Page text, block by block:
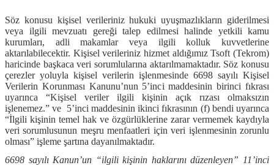
Söz konusu kişisel verileriniz hukuki uyuşmazlıkların giderilmesi
veya ilgili mevzuatı gereği talep edilmesi halinde yetkili kamu
kurumları, adli makamlar veya ilgili kolluk kuvvetlerine
aktarılabilecektir. Kişisel verileriniz hizmet aldığımız Tsoft (Tekrom)
haricinde başkaca veri sorumlularına aktarılmamaktadır. Söz konusu
çerezler yoluyla kişisel verilerin işlenmesinde 6698 sayılı Kişisel
Verilerin Korunması Kanunu’nun 5’inci maddesinin birinci fıkrası
uyarınca “Kişisel veriler ilgili kişinin açık rızası olmaksızın
işlenemez.” ve 5’inci maddesinin ikinci fıkrasının (f) bendi uyarınca
“İlgili kişinin temel hak ve özgürlüklerine zarar vermemek kaydıyla
veri sorumlusunun meşru menfaatleri için veri işlenmesinin zorunlu
olması” işleme şartına dayanılmaktadır.
6698 sayılı Kanun’un “ilgili kişinin haklarını düzenleyen” 11’inci